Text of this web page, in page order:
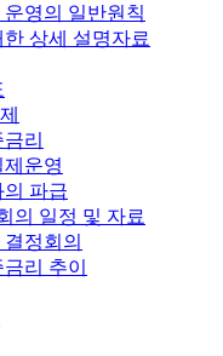
영의 일반원칙
상세 설명자료
리
운영
파급
의 일정 및 자료
정회의
리 추이